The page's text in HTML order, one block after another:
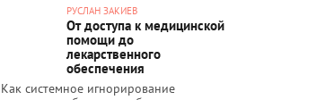
РУСЛАН ЗАКИЕВ
От доступа к медицинской
помощи до
лекарственного
обеспечения
Как системное игнорирование